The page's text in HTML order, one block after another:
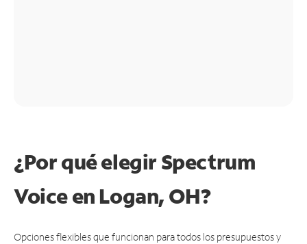
¿Por qué elegir Spectrum
Voice en Logan, OH?
Opciones flexibles que funcionan para todos los presupuestos y